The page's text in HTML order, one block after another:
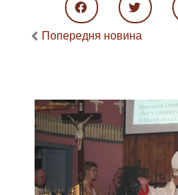
Попередня новина